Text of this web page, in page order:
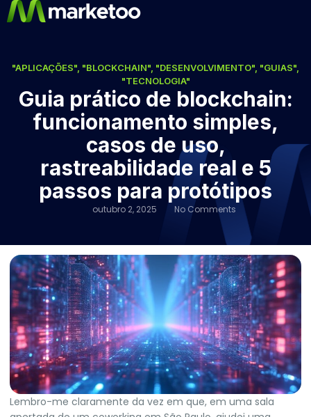
"APLICAÇÕES" "BLOCKCHAIN" "DESENVOLVIMENTO" "GUIAS"
"TECNOLOGIA"
Guia prático de blockchain:
funcionamento simples,
casos de uso,
rastreabilidade real e 5
passos para protótipos
outubro 2, 2025 No Comments
Lembro-me claramente da vez em que, em uma sala